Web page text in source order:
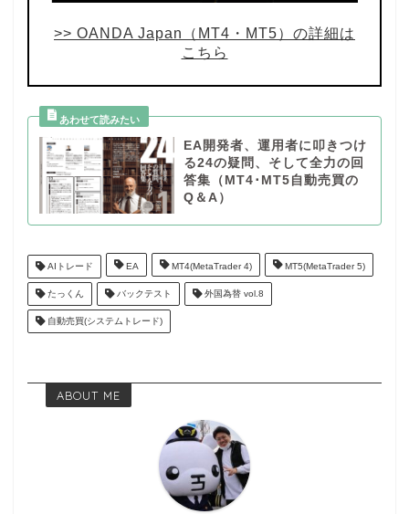
>> OANDA Japan（MT4・MT5）の詳細は
こちら
EA開発者、運用者に叩きつけ
る24の疑問、そして全力の回
答集（MT4･MT5自動売買の
Q＆A）
AIトレード EA MT4(MetaTrader 4) MT5(MetaTrader 5)
たっくん バックテスト 外国為替 vol.8
自動売買(システムトレード)
ABOUT ME